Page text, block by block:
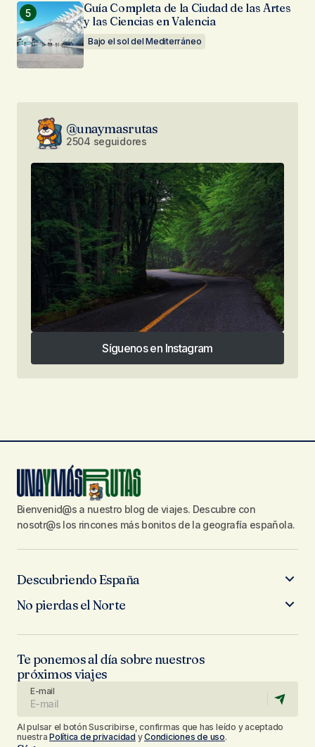
Guía Completa de la Ciudad de las Artes
y las Ciencias en Valencia
Bajo el sol del Mediterráneo
@unaymasrutas
2504 seguidores
Síguenos en Instagram
Síguenos en Instagram
Bienvenid@s a nuestro blog de viajes. Descubre con
nosotr@s los rincones más bonitos de la geografía española.
Descubriendo España
No pierdas el Norte
Te ponemos al día sobre nuestros
próximos viajes
E-mail
Al pulsar el botón Suscribirse, confirmas que has leído y aceptado
nuestraPolítica de privacidad yCondiciones de uso.